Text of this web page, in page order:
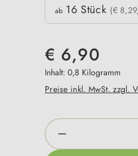
ab 16 Stück (€
€ 6,90
Inhalt: 0,8 Kilogramm
Preise inkl. MwSt. zzgl.
Produkt